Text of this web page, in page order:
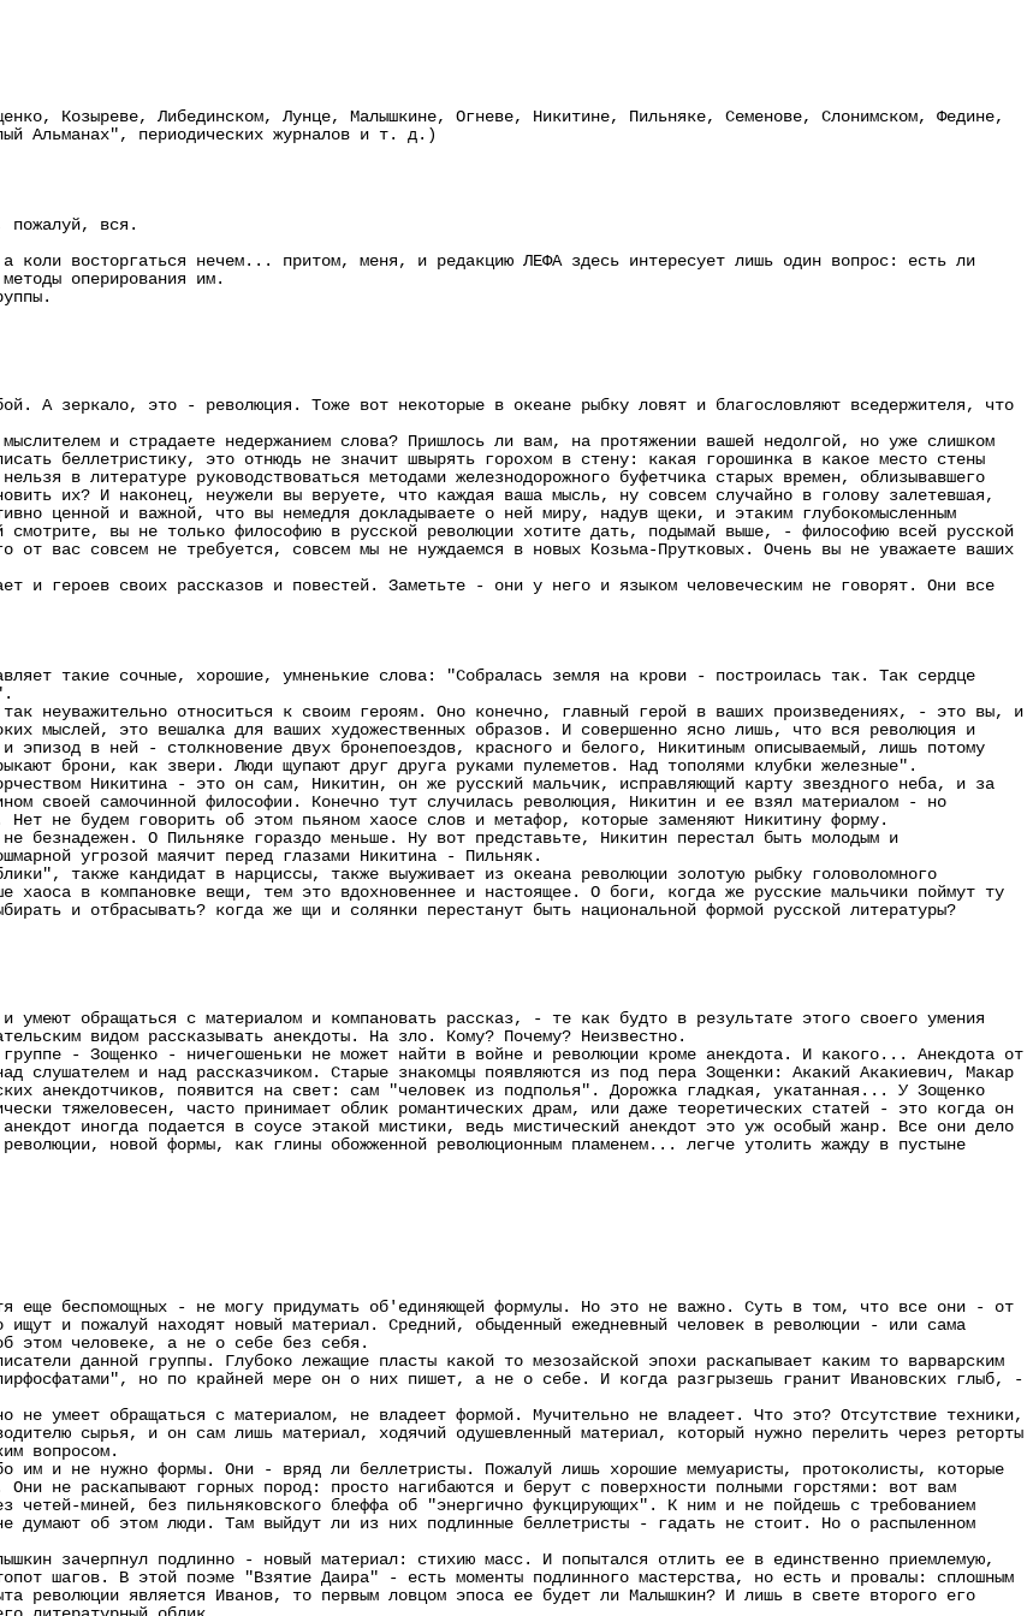
Козыреве, Либединском, Лунце, Малышкине, Огневе, Никитине, Пильняке, Семенове, Слонимском, Федине,
Альманах", периодических журналов и т. д.)
вся.
восторгаться нечем... притом, меня, и редакцию ЛЕФА здесь интересует лишь один вопрос: есть ли
оперирования им.
зеркало, это - революция. Тоже вот некоторые в океане рыбку ловят и благословляют вседержителя, что
и страдаете недержанием слова? Пришлось ли вам, на протяжении вашей недолгой, но уже слишком
беллетристику, это отнюдь не значит швырять горохом в стену: какая горошинка в какое место стены
в литературе руководствоваться методами железнодорожного буфетчика старых времен, облизывавшего
их? И наконец, неужели вы веруете, что каждая ваша мысль, ну совсем случайно в голову залетевшая,
ценной и важной, что вы немедля докладываете о ней миру, надув щеки, и этаким глубокомысленным
вы не только философию в русской революции хотите дать, подымай выше, - философию всей русской
вас совсем не требуется, совсем мы не нуждаемся в новых Козьма-Прутковых. Очень вы не уважаете ваших
своих рассказов и повестей. Заметьте - они у него и языком человеческим не говорят. Они все
такие сочные, хорошие, умненькие слова: "Собралась земля на крови - построилась так. Так сердце
относиться к своим героям. Оно конечно, главный герой в ваших произведениях, - это вы, и
мыслей, это вешалка для ваших художественных образов. И совершенно ясно лишь, что вся революция и
эпизод в ней - столкновение двух бронепоездов, красного и белого, Никитиным описываемый, лишь потому
брони, как звери. Люди щупают друг друга руками пулеметов. Над тополями клубки железные".
Никитина - это он сам, Никитин, он же русский мальчик, исправляющий карту звездного неба, и за
своей самочинной философии. Конечно тут случилась революция, Никитин и ее взял материалом - но
не будем говорить об этом пьяном хаосе слов и метафор, которые заменяют Никитину форму.
О Пильняке гораздо меньше. Ну вот представьте, Никитин перестал быть молодым и
угрозой маячит перед глазами Никитина - Пильняк.
также кандидат в нарциссы, также выуживает из океана революции золотую рыбку головоломного
хаоса в компановке вещи, тем это вдохновеннее и настоящее. О боги, когда же русские мальчики поймут ту
и отбрасывать? когда же щи и солянки перестанут быть национальной формой русской литературы?
обращаться с материалом и компановать рассказ, - те как будто в результате этого своего умения
видом рассказывать анекдоты. На зло. Кому? Почему? Неизвестно.
- Зощенко - ничегошеньки не может найти в войне и революции кроме анекдота. И какого... Анекдота от
слушателем и над рассказчиком. Старые знакомцы появляются из под пера Зощенки: Акакий Акакиевич, Макар
анекдотчиков, появится на свет: сам "человек из подполья". Дорожка гладкая, укатанная... У Зощенко
тяжеловесен, часто принимает облик романтических драм, или даже теоретических статей - это когда он
иногда подается в соусе этакой мистики, ведь мистический анекдот это уж особый жанр. Все они дело
новой формы, как глины обожженной революционным пламенем... легче утолить жажду в пустыне
беспомощных - не могу придумать об'единяющей формулы. Но это не важно. Суть в том, что все они - от
ищут и пожалуй находят новый материал. Средний, обыденный ежедневный человек в революции - или сама
этом человеке, а не о себе без себя.
данной группы. Глубоко лежащие пласты какой то мезозайской эпохи раскапывает каким то варварским
но по крайней мере он о них пишет, а не о себе. И когда разгрызешь гранит Ивановских глыб, -
умеет обращаться с материалом, не владеет формой. Мучительно не владеет. Что это? Отсутствие техники,
сырья, и он сам лишь материал, ходячий одушевленный материал, который нужно перелить через реторты
вопросом.
и не нужно формы. Они - вряд ли беллетристы. Пожалуй лишь хорошие мемуаристы, протоколисты, которые
не раскапывают горных пород: просто нагибаются и берут с поверхности полными горстями: вот вам
четей-миней, без пильняковского блеффа об "энергично фукцирующих". К ним и не пойдешь с требованием
об этом люди. Там выйдут ли из них подлинные беллетристы - гадать не стоит. Но о распыленном
зачерпнул подлинно - новый материал: стихию масс. И попытался отлить ее в единственно приемлемую,
шагов. В этой поэме "Взятие Даира" - есть моменты подлинного мастерства, но есть и провалы: сплошным
революции является Иванов, то первым ловцом эпоса ее будет ли Малышкин? И лишь в свете второго его